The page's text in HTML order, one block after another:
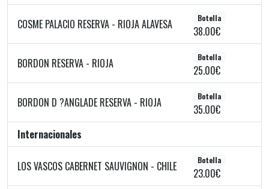
COSME PALACIO RESERVA - RIOJA ALAVESA Botella
38.00€
BORDON RESERVA - RIOJA Botella
25.00€
BORDON D ?ANGLADE RESERVA - RIOJA Botella
35.00€
Internacionales
LOS VASCOS CABERNET SAUVIGNON - CHILE Botella
23.00€